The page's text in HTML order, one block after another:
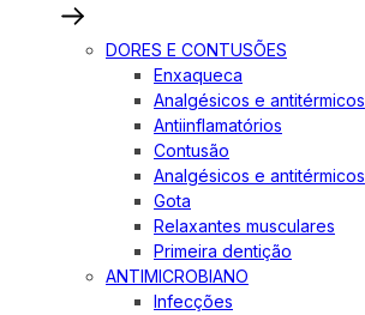
DORES E CONTUSÕES
Enxaqueca
Analgésicos e antitérmicos
Antiinflamatórios
Contusão
Analgésicos e antitérmicos
Gota
Relaxantes musculares
Primeira dentição
ANTIMICROBIANO
Infecções